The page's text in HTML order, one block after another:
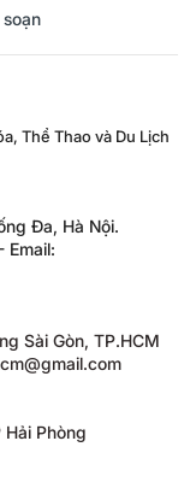
soạn
Thể Thao và Du Lịch
Đa, Hà Nội.
Email:
Sài Gòn, TP.HCM
Hải Phòng